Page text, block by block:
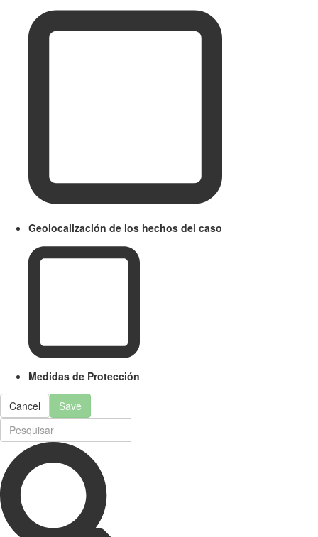
Geolocalización de los hechos del caso
Medidas de Protección
Cancel Save